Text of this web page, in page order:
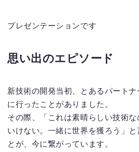
プレゼンテーションです
思い出のエピソード
新技術の開発当初、とあるパート
に行ったことがありました。
その際、「これは素晴らしい技術
いけない。一緒に世界を獲ろう」と
とが、今に繋がっています。